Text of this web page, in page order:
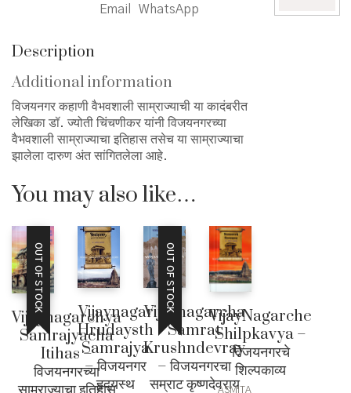
वैभवशाली
Email
WhatsApp
Description
Additional information
विजयनगर कहाणी वैभवशाली साम्राज्याची या कादंबरीत
लेखिका डॉ. ज्योती चिंचणीकर यांनी विजयनगरच्या
वैभवशाली साम्राज्याचा इतिहास तसेच या साम्राज्याचा
झालेला दारुण अंत सांगितलेला आहे.
You may also like…
OUT OF STOCK
Vijaynagarchya
Samrajyacha
Itihas –
विजयनगरच्या
Vijaynagar
Hrudaysth
Samrajya
– विजयनगर
हृदयस्थ
OUT OF STOCK
Vijaynagarcha
Samrat
Krushndevray
– विजयनगरचा
सम्राट कृष्णदेवराय
VijayNagarche
Shilpkavya –
विजयनगरचे
शिल्पकाव्य
ASMITA